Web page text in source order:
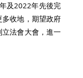
及2022年先後完
收地，期望政府
法會大會，進一